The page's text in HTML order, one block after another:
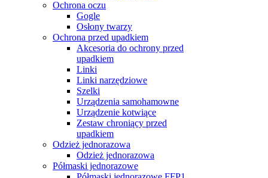
Ochrona oczu
Gogle
Osłony twarzy
Ochrona przed upadkiem
Akcesoria do ochrony przed
upadkiem
Linki
Linki narzędziowe
Szelki
Urządzenia samohamowne
Urządzenie kotwiące
Zestaw chroniący przed
upadkiem
Odzież jednorazowa
Odzież jednorazowa
Półmaski jednorazowe